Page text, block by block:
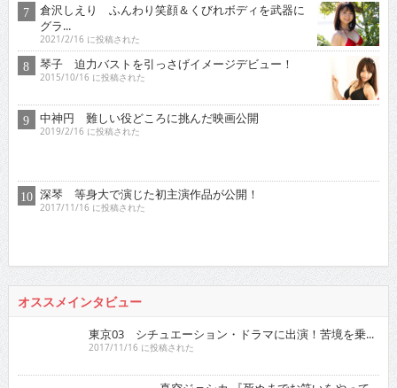
倉沢しえり ふんわり笑顔＆くびれボディを武器に
グラ...
2021/2/16 に投稿された
琴子 迫力バストを引っさげイメージデビュー！
2015/10/16 に投稿された
中神円 難しい役どころに挑んだ映画公開
2019/2/16 に投稿された
2017/11/16 に投稿された
東京03 シチュエーション・ドラマに出演！苦境を乗...
2017/11/16 に投稿された
真空ジェシカ 『死ぬまでお笑いをやっていきたい！そ...